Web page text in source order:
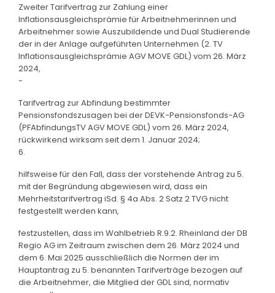
Zweiter Tarifvertrag zur Zahlung einer
Inflationsausgleichsprämie für Arbeitnehmerinnen und
Arbeitnehmer sowie Auszubildende und Dual Studierende
der in der Anlage aufgeführten Unternehmen (2. TV
Inflationsausgleichsprämie AGV MOVE GDL) vom 26. März
2024,
-
Tarifvertrag zur Abfindung bestimmter
Pensionsfondszusagen bei der DEVK-Pensionsfonds-AG
(PFAbfindungsTV AGV MOVE GDL) vom 26. März 2024,
rückwirkend wirksam seit dem 1. Januar 2024;
6.
hilfsweise für den Fall, dass der vorstehende Antrag zu 5.
mit der Begründung abgewiesen wird, dass ein
Mehrheitstarifvertrag iSd. § 4a Abs. 2 Satz 2 TVG nicht
festgestellt werden kann,
festzustellen, dass im Wahlbetrieb R.9.2. Rheinland der DB
Regio AG im Zeitraum zwischen dem 26. März 2024 und
dem 6. Mai 2025 ausschließlich die Normen der im
Hauptantrag zu 5. benannten Tarifverträge bezogen auf
die Arbeitnehmer, die Mitglied der GDL sind, normativ